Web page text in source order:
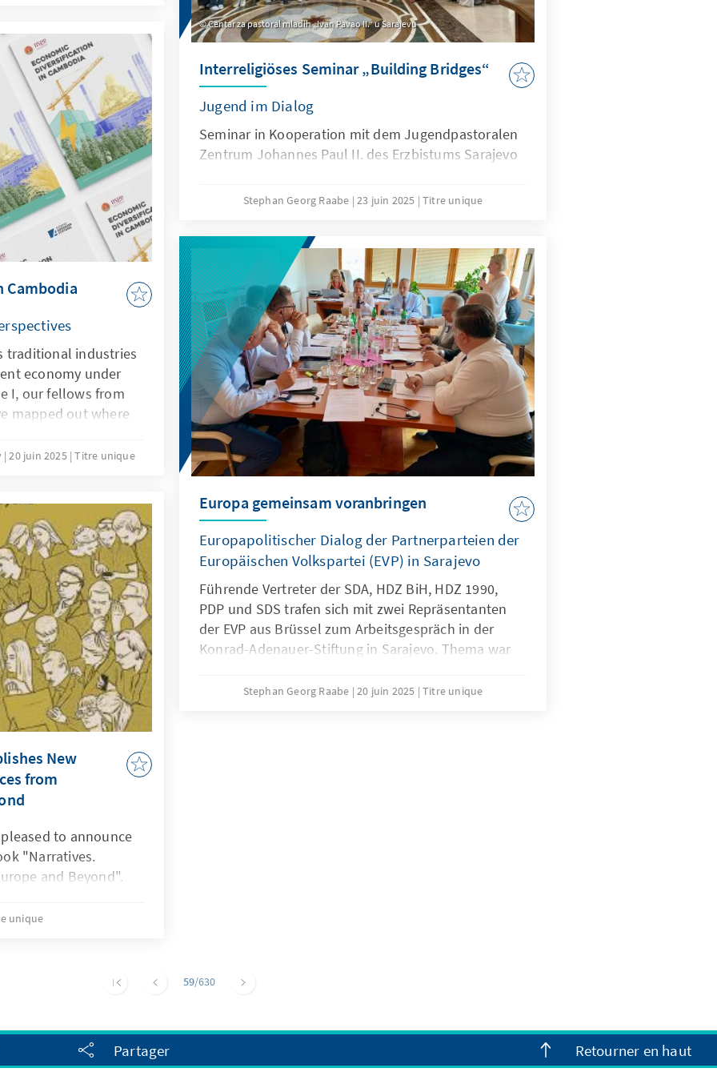
Centar za pastoral mladih „Ivan Pavao II.“ u Sarajevu
Interreligiöses Seminar „Building Bridges“
Jugend im Dialog
Seminar in Kooperation mit dem Jugendpastoralen
Zentrum Johannes Paul II. des Erzbistums Sarajevo
Stephan Georg Raabe 23 juin 2025 Titre unique
Cambodia
traditional industries
economy under
I, our fellows from
mapped out where
commentaries in
practical ideas
that can drive
up-to-date
journey, this
begin.
20 juin 2025 Titre unique
Europa gemeinsam voranbringen
Europapolitischer Dialog der Partnerparteien der
Europäischen Volkspartei (EVP) in Sarajevo
Führende Vertreter der SDA, HDZ BiH, HDZ 1990,
PDP und SDS trafen sich mit zwei Repräsentanten
der EVP aus Brüssel zum Arbeitsgespräch in der
Konrad-Adenauer-Stiftung in Sarajevo. Thema war
der Staatskrise im Land ins Stocken gekommen ist.
Stephan Georg Raabe 20 juin 2025 Titre unique
New
from
to announce
"Narratives.
and Beyond".
unique
59/630
Partager Retourner en haut